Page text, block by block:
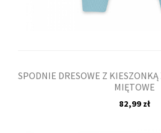
SPODNIE DRESOWE Z
MIĘTOWE
82,99 zł